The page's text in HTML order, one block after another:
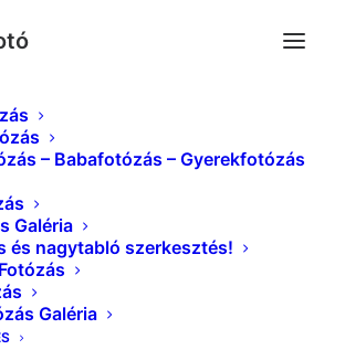
– Babafotózás – Gyerekfotózás
Galéria
és nagytabló szerkesztés!
Galéria
Index Esküvő_Kincses_Foto_0056